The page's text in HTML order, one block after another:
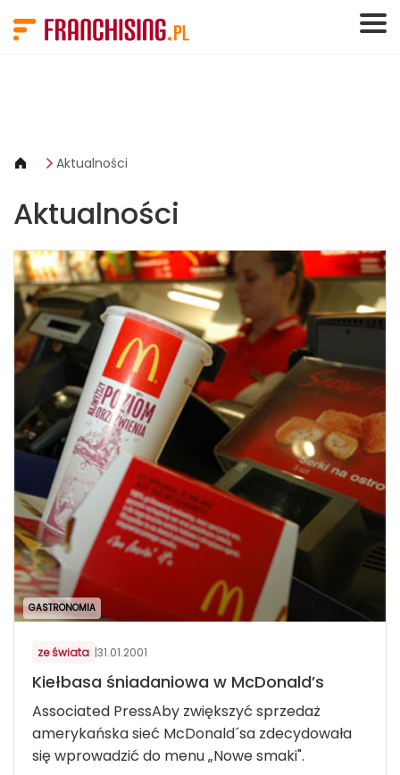
Aktualności
Aktualności
GASTRONOMIA
ze świata |31.01.2001
Kiełbasa śniadaniowa w McDonald’s
Associated PressAby zwiększyć sprzedaż
amerykańska sieć McDonald´sa zdecydowała
się wprowadzić do menu „Nowe smaki".